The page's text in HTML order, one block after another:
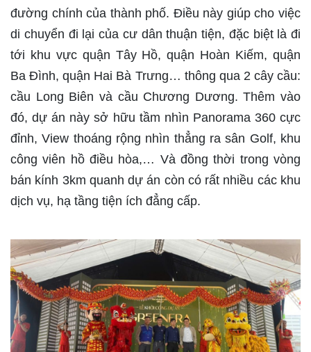
đường chính của thành phố. Điều này giúp cho việc
di chuyển đi lại của cư dân thuận tiện, đặc biệt là đi
tới khu vực quận Tây Hồ, quận Hoàn Kiếm, quận
Ba Đình, quận Hai Bà Trưng… thông qua 2 cây cầu:
cầu Long Biên và cầu Chương Dương. Thêm vào
đó, dự án này sở hữu tầm nhìn Panorama 360 cực
đỉnh, View thoáng rộng nhìn thẳng ra sân Golf, khu
công viên hồ điều hòa,… Và đồng thời trong vòng
bán kính 3km quanh dự án còn có rất nhiều các khu
dịch vụ, hạ tầng tiện ích đẳng cấp.